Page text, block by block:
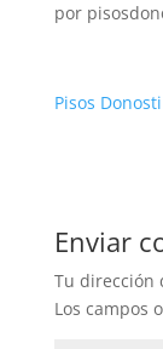
por
Pisos Donosti
Enviar
Tu dirección
Los campos